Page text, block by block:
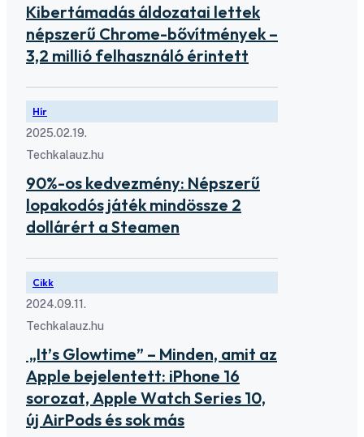
Kibertámadás áldozatai lettek
népszerű Chrome-bővítmények –
3,2 millió felhasználó érintett
Hír
2025.02.19.
Techkalauz.hu
90%-os kedvezmény: Népszerű
lopakodós játék mindössze 2
dollárért a Steamen
Cikk
2024.09.11.
Techkalauz.hu
„It’s Glowtime” – Minden, amit az
Apple bejelentett: iPhone 16
sorozat, Apple Watch Series 10,
új AirPods és sok más